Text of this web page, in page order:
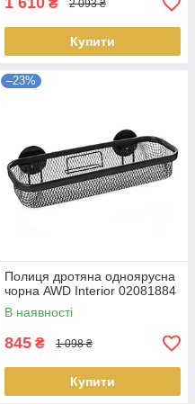
₴ 2 093 ₴
Купити
–23%
Полиця дротяна одноярусна
чорна AWD Interior 02081884
В наявності
845 ₴ 1 098 ₴
Купити